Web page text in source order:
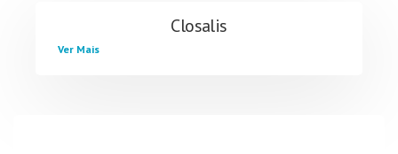
Closalis
Ver Mais